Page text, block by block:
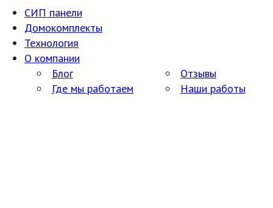
СИП панели
Домокомплекты
Технология
О компании
Блог
Где мы работаем
Отзывы
Наши работы